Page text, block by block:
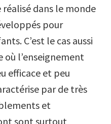
dans le monde
pour
C’est le cas aussi
où l’enseignement
efficace et peu
par de très
et
sont surtout